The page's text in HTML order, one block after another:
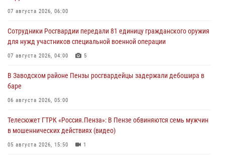
07 августа 2026, 06:00
Сотрудники Росгвардии передали 81 единицу гражданского оружия
для нужд участников специальной военной операции
07 августа 2026, 04:00 5
В Заводском районе Пензы росгвардейцы задержали дебошира в
баре
06 августа 2026, 05:00
Телесюжет ГТРК «Россия.Пенза»: В Пензе обвиняются семь мужчин
в мошеннических действиях (видео)
05 августа 2026, 15:50 1